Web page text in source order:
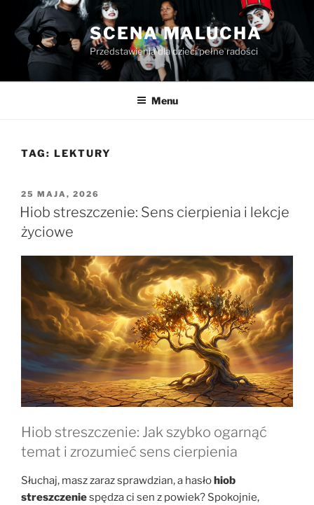
Przejdź
treści
SCENA MALUCHA
Przedstawienia dla dzieci pełne radości
Menu
TAG: LEKTURY
OPUBLIKOWANE
W
25 MAJA, 2026
Hiob streszczenie: Sens cierpienia i lekcje
życiowe
Hiob streszczenie: Jak szybko ogarnąć
temat i zrozumieć sens cierpienia
Słuchaj, masz zaraz sprawdzian, a hasło hiob
streszczeniespędza ci sen z powiek? Spokojnie,